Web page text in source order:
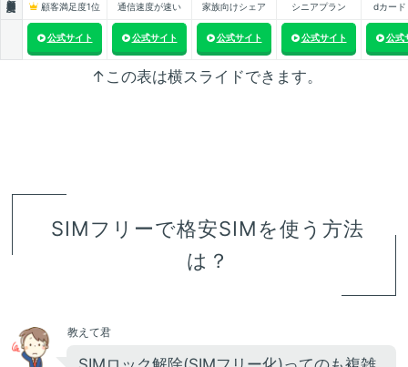
顧客満足度1位 通信速度が速い 家族向けシェア シニアプラン dカード
公式サイト 公式サイト 公式サイト 公式サイト 公式
↑この表は横スライドできます。
SIMフリーで格安SIMを使う方法
は？
教えて君